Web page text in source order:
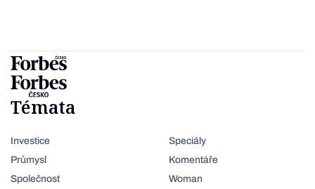
Témata
Investice
Průmysl
Společnost
Speciály
Komentáře
Woman